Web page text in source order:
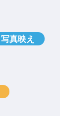
写真映え